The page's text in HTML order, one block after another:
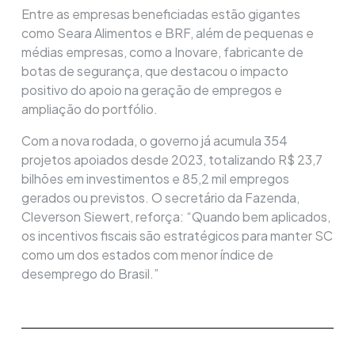
Entre as empresas beneficiadas estão gigantes
como Seara Alimentos e BRF, além de pequenas e
médias empresas, como a Inovare, fabricante de
botas de segurança, que destacou o impacto
positivo do apoio na geração de empregos e
ampliação do portfólio.
Com a nova rodada, o governo já acumula 354
projetos apoiados desde 2023, totalizando R$ 23,7
bilhões em investimentos e 85,2 mil empregos
gerados ou previstos. O secretário da Fazenda,
Cleverson Siewert, reforça: “Quando bem aplicados,
os incentivos fiscais são estratégicos para manter SC
como um dos estados com menor índice de
desemprego do Brasil.”